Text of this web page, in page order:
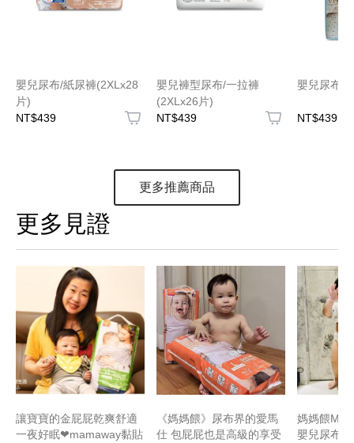
嬰兒尿布/紙尿褲(2XLx28
片)
NT$439
嬰兒褲型尿布/一拉褲
(2XLx26片)
NT$439
嬰兒尿布/
NT$439
更多推薦商品
更多見證
讓寶寶的金屁屁乾爽舒適
一夜好眠❤mamaway黏貼
《媽媽餵》尿布界的愛馬
仕 包屁屁也是高級的享受
媽媽餵
嬰兒尿布